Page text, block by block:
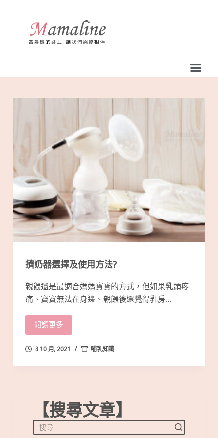
容
擠奶器選擇及使用方法?
親餵還是最適合媽媽寶寶的方式，但如果乳頭疼
痛、寶寶無法在身邊、親餵後還覺得乳房…
閱讀更多
8 10 月, 2021 哺乳知識
【搜尋文章】